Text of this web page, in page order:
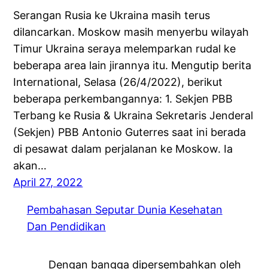
Serangan Rusia ke Ukraina masih terus
dilancarkan. Moskow masih menyerbu wilayah
Timur Ukraina seraya melemparkan rudal ke
beberapa area lain jirannya itu. Mengutip berita
International, Selasa (26/4/2022), berikut
beberapa perkembangannya: 1. Sekjen PBB
Terbang ke Rusia & Ukraina Sekretaris Jenderal
(Sekjen) PBB Antonio Guterres saat ini berada
di pesawat dalam perjalanan ke Moskow. Ia
akan…
April 27, 2022
Pembahasan Seputar Dunia Kesehatan
Dan Pendidikan
Dengan bangga dipersembahkan oleh